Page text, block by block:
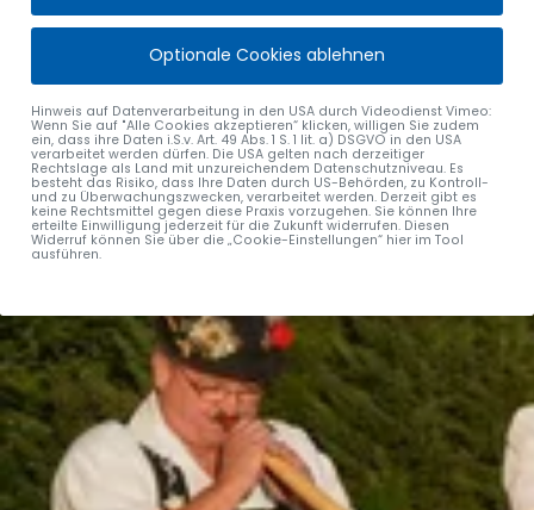
Optionale Cookies ablehnen
Hinweis auf Datenverarbeitung in den USA durch Videodienst Vimeo:
Wenn Sie auf "Alle Cookies akzeptieren“ klicken, willigen Sie zudem
ein, dass ihre Daten i.S.v. Art. 49 Abs. 1 S. 1 lit. a) DSGVO in den USA
verarbeitet werden dürfen. Die USA gelten nach derzeitiger
Rechtslage als Land mit unzureichendem Datenschutzniveau. Es
besteht das Risiko, dass Ihre Daten durch US-Behörden, zu Kontroll-
und zu Überwachungszwecken, verarbeitet werden. Derzeit gibt es
keine Rechtsmittel gegen diese Praxis vorzugehen. Sie können Ihre
erteilte Einwilligung jederzeit für die Zukunft widerrufen. Diesen
Widerruf können Sie über die „Cookie-Einstellungen“ hier im Tool
ausführen.